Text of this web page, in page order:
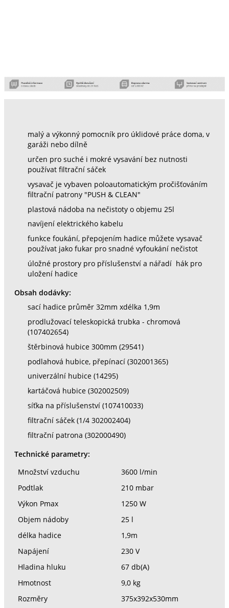
malý a výkonný pomocník pro úklidové práce doma, v
garáži nebo dílně
určen pro suché i mokré vysavání bez nutnosti
používat filtrační sáček
vysavač je vybaven poloautomatickým pročišťováním
filtrační patrony "PUSH & CLEAN"
plastová nádoba na nečistoty o objemu 25l
navíjení elektrického kabelu
funkce foukání, přepojením hadice můžete vysavač
používat jako fukar pro snadné vyfoukání nečistot
úložné prostory pro příslušenství a nářadí hák pro
uložení hadice
Obsah dodávky:
sací hadice průměr 32mm xdélka 1,9m
prodlužovací teleskopická trubka - chromová
(107402654)
štěrbinová hubice 300mm (29541)
podlahová hubice, přepínací (302001365)
univerzální hubice (14295)
kartáčová hubice (302002509)
síťka na příslušenství (107410033)
filtrační sáček (1/4 302002404)
filtrační patrona (302000490)
Technické parametry:
Množství vzduchu
3600 l/min
Podtlak
210 mbar
Výkon Pmax
1250 W
Objem nádoby
25 l
délka hadice
1,9m
Napájení
230 V
Hladina hluku
67 db(A)
Hmotnost
9,0 kg
Rozměry
375x392x530mm